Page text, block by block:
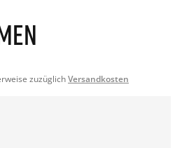
zuzüglichVersandkosten